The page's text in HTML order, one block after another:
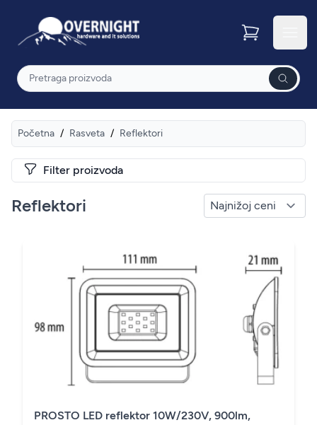
Overnight
Pretraga
Početna / Rasveta / Reflektori
Filter proizvoda
Reflektori
PROSTO LED reflektor 10W/230V, 900lm,